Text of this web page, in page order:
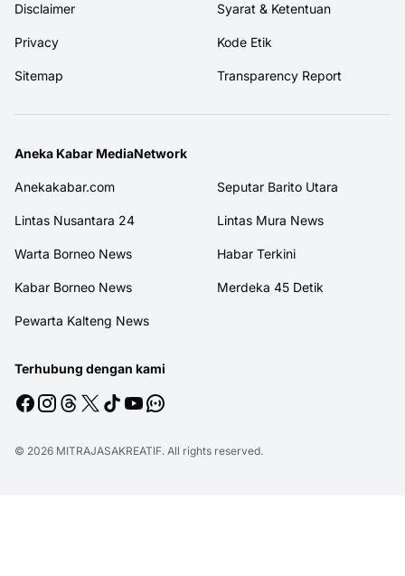
Disclaimer Syarat & Ketentuan
Privacy Kode Etik
Sitemap Transparency Report
Aneka Kabar MediaNetwork
Anekakabar.com Seputar Barito Utara
Lintas Nusantara 24 Lintas Mura News
Warta Borneo News Habar Terkini
Kabar Borneo News Merdeka 45 Detik
Pewarta Kalteng News
Terhubung dengan kami
© 2026 MITRAJASAKREATIF. All rights reserved.